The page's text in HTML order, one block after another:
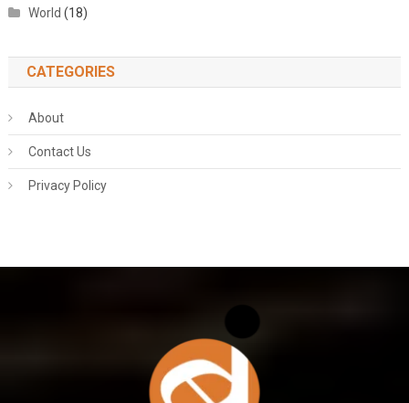
World (18)
CATEGORIES
About
Contact Us
Privacy Policy